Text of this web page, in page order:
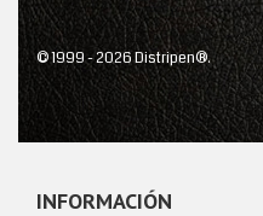
© 1999 - 2026 Distripen®.
INFORMACIÓN